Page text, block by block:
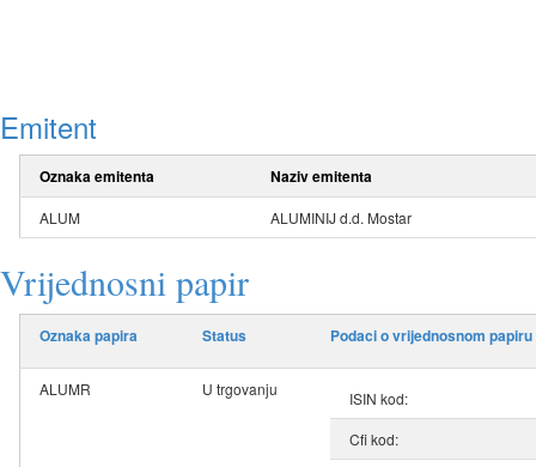
Emitent
Oznaka emitenta Naziv emitenta
ALUM ALUMINIJ d.d. Mostar
Vrijednosni papir
Oznaka papira Status Podaci o vrijednosnom papiru
ALUMR U trgovanju
ISIN kod:
Cfi kod: